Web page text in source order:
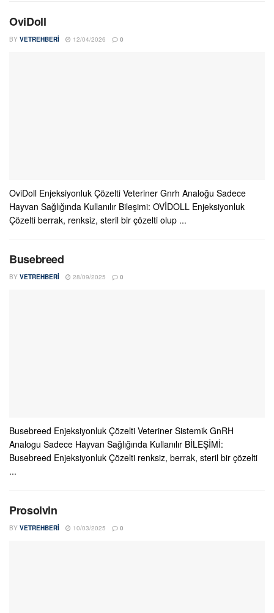
OviDoll
BY VETREHBERI 12/04/2026 0
OviDoll Enjeksiyonluk Çözelti Veteriner Gnrh Analoğu Sadece
Hayvan Sağlığında Kullanılır Bileşimi: OVİDOLL Enjeksiyonluk
Çözelti berrak, renksiz, steril bir çözelti olup ...
Busebreed
BY VETREHBERI 28/09/2025 0
Busebreed Enjeksiyonluk Çözelti Veteriner Sistemik GnRH
Analogu Sadece Hayvan Sağlığında Kullanılır BİLEŞİMİ:
Busebreed Enjeksiyonluk Çözelti renksiz, berrak, steril bir çözelti
...
Prosolvin
BY VETREHBERI 10/03/2025 0